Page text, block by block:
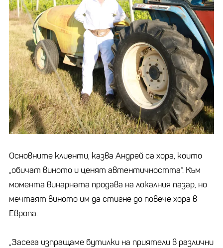
Основните клиенти, казва Андрей са хора, които
„обичат виното и ценят автентичността“. Към
момента винарната продава на локалния пазар, но
мечтаят виното им да стигне до повече хора в
Европа.
„Засега изпращаме бутилки на приятели в различни